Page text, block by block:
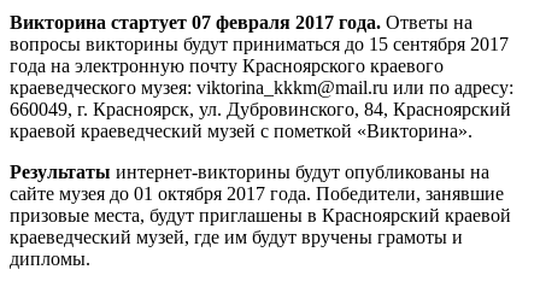
Викторина стартует 07 февраля 2017 года. Ответы на
вопросы викторины будут приниматься до 15 сентября 2017
года на электронную почту Красноярского краевого
краеведческого музея: viktorina_kkkm@mail.ru или по адресу:
660049, г. Красноярск, ул. Дубровинского, 84, Красноярский
краевой краеведческий музей с пометкой «Викторина».
Результаты интернет-викторины будут опубликованы на
сайте музея до 01 октября 2017 года. Победители, занявшие
призовые места, будут приглашены в Красноярский краевой
краеведческий музей, где им будут вручены грамоты и
дипломы.